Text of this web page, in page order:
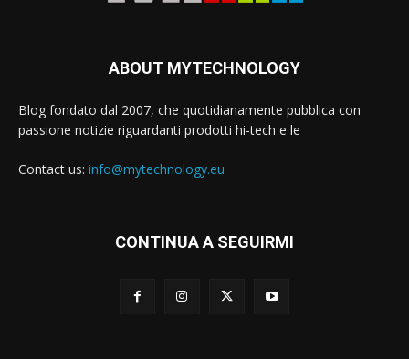
ABOUT MYTECHNOLOGY
Blog fondato dal 2007, che quotidianamente pubblica con
passione notizie riguardanti prodotti hi-tech e le
Contact us: info@mytechnology.eu
CONTINUA A SEGUIRMI